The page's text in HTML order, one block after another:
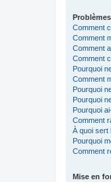
Comment
Comment
Comment
Comment
Pourquoi
Comment
Pourquoi
Pourquoi
Pourquoi
Comment
À quoi sert
Pourquoi
Comment
Mise en